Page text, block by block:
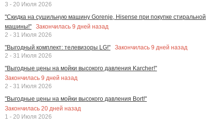
3 - 20 Июля 2026
"Скидка на сушильную машину Gorenje, Hisense при покупке стиральной
машины!"
Закончилась 9 дней назад
2 - 31 Июля 2026
"Выгодный комплект: телевизоры LG!"
Закончилась 9 дней назад
2 - 31 Июля 2026
"Выгодные цены на мойки высокого давления Karcher!"
Закончилась 9 дней назад
2 - 31 Июля 2026
"Выгодные цены на мойки высокого давления Bort!"
Закончилась 20 дней назад
1 - 20 Июля 2026